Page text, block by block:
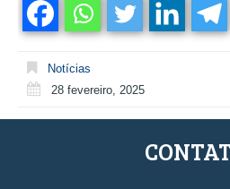
Notícias
28 fevereiro, 2025